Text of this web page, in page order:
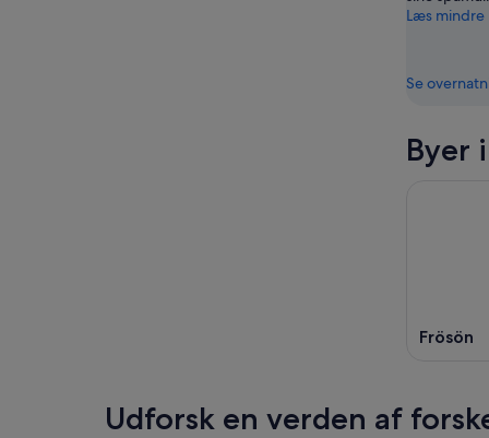
Læs mindre
Se
Byer
Frösön
Udforsk en verden af